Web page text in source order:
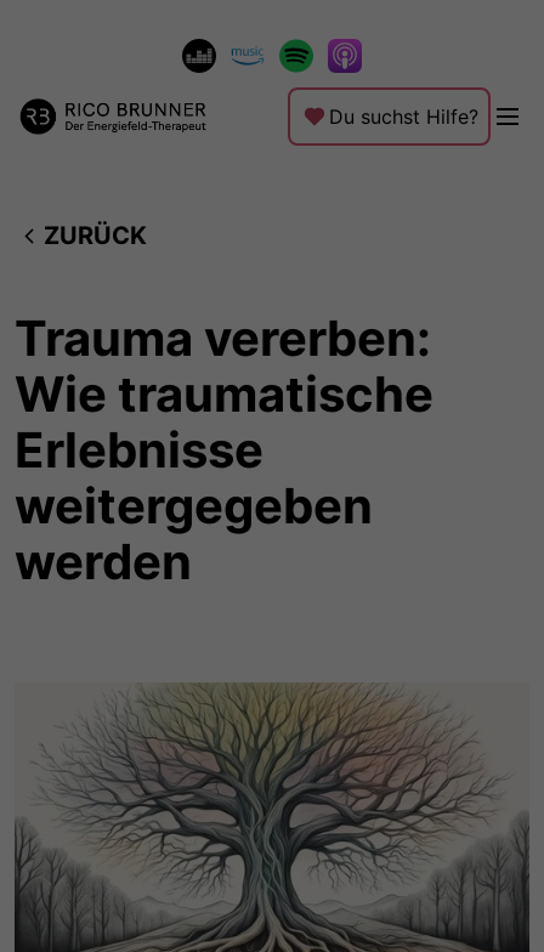
Du suchst Hilfe?
ZURÜCK
Trauma vererben:
Wie traumatische
Erlebnisse
weitergegeben
werden